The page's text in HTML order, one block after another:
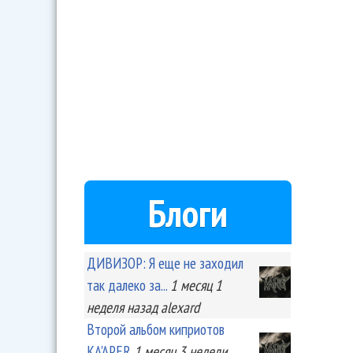
Блоги
ДИВИЗОР: Я еще не заходил
так далеко за... 1 месяц 1
неделяназад alexard
Второй альбом киприотов